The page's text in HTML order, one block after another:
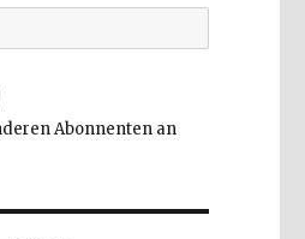
Abonnenten an